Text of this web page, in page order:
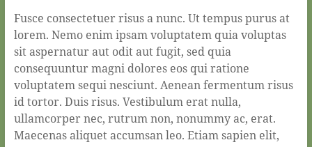
Fusce consectetuer risus a nunc. Ut tempus purus at
lorem. Nemo enim ipsam voluptatem quia voluptas
sit aspernatur aut odit aut fugit, sed quia
consequuntur magni dolores eos qui ratione
voluptatem sequi nesciunt. Aenean fermentum risus
id tortor. Duis risus. Vestibulum erat nulla,
ullamcorper nec, rutrum non, nonummy ac, erat.
Maecenas aliquet accumsan leo. Etiam sapien elit,